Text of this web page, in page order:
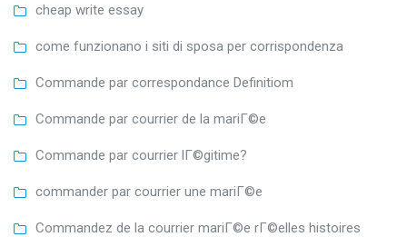
cheap write essay
come funzionano i siti di sposa per corrispondenza
Commande par correspondance Definitiom
Commande par courrier de la mariГ©e
Commande par courrier lГ©gitime?
commander par courrier une mariГ©e
Commandez de la courrier mariГ©e rГ©elles histoires